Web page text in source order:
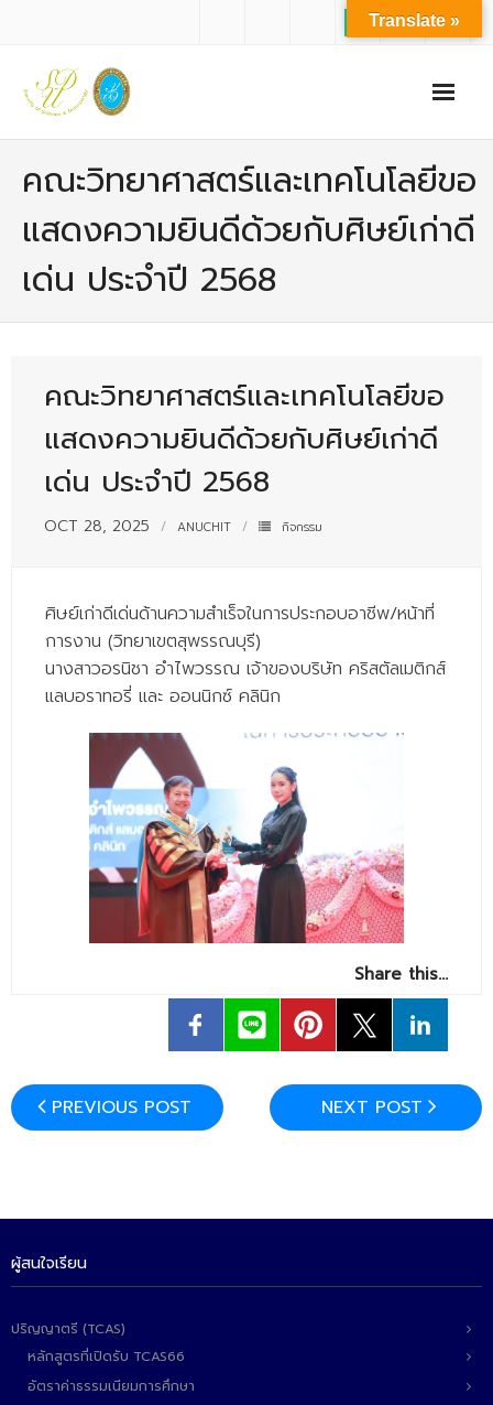
- ปรัชญาการจัดการศึกษา มหาวิทยาลัยสวนดุสิต
- ปรัชญา วิสัยทัศน์ พันธกิจ ของคณะ
- - สำนักงานคณะวิทยาศาสตร์และเทคโนโลยี
- - บุคลากรวิชาการ
- วิทยาศาสตรบัณฑิต
- - วิทยาการคอมพิวเตอร์
- - วิทยาศาสตร์เครื่องสำอาง
- - อาชีวอนามัยและความปลอดภัย
- - อนามัยสิ่งแวดล้อมและสาธารณภัย
- - วิทยาศาสตร์การแพทย์
- - ความมั่นคงปลอดภัยไซเบอร์
- - อุตสาหกรรมชีวภาพเพื่อธุรกิจ
- - วิทยาศาสตร์ทั่วไป
- - เทคโนโลยีสารสนเทศ
ศูนย์บริการ
- ศูนย์สิ่งแวดล้อม
- ศูนย์ปัญญาประดิษฐ์เพื่อการศึกษา
ข่าว
- ข่าวประชาสัมพันธ์
คณะวิทยาศาสตร์และเทคโนโลยีขอ
แสดงความยินดีด้วยกับศิษย์เก่าดี
เด่น ประจำปี 2568
คณะวิทยาศาสตร์และเทคโนโลยีขอ
แสดงความยินดีด้วยกับศิษย์เก่าดี
เด่น ประจำปี 2568
OCT 28, 2025 ANUCHIT กิจกรรม
ศิษย์เก่าดีเด่นด้านความสำเร็จในการประกอบอาชีพ/หน้าที่
การงาน (วิทยาเขตสุพรรณบุรี)
นางสาวอรนิชา อำไพวรรณ เจ้าของบริษัท คริสตัลเมติกส์
แลบอราทอรี่ และ ออนนิกซ์ คลินิก
Share this…
PREVIOUS POST NEXT POST
ผู้สนใจเรียน
ปริญญาตรี (TCAS)
หลักสูตรที่เปิดรับ TCAS66
อัตราค่าธรรมเนียมการศึกษา
Translate »